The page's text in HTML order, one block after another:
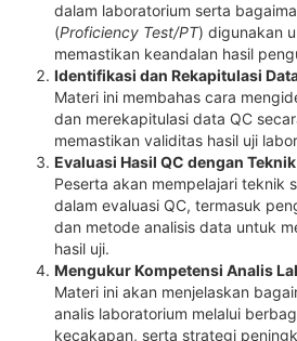
dalam laboratorium serta
(Proficiency Test/PT) digunakan
memastikan keandalan hasil
Identifikasi dan Rekapitulasi
Materi ini membahas cara
dan merekapitulasi data QC
memastikan validitas hasil uji
Evaluasi Hasil QC dengan
Peserta akan mempelajari teknik
dalam evaluasi QC, termasuk
dan metode analisis data untuk
hasil uji.
Mengukur Kompetensi Analis
Materi ini akan menjelaskan
analis laboratorium melalui
kecakapan, serta strategi